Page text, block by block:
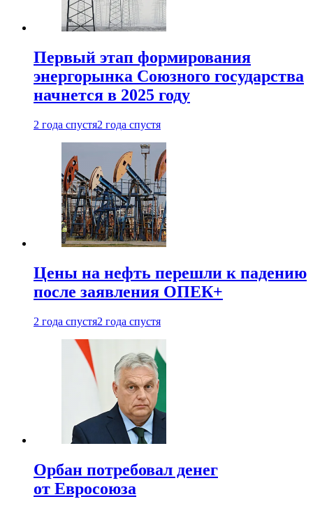
Первый этап формирования
энергорынка Союзного государства
начнется в 2025 году
2 года спустя2 года спустя
Цены на нефть перешли к падению
после заявления ОПЕК+
2 года спустя2 года спустя
Орбан потребовал денег
от Евросоюза